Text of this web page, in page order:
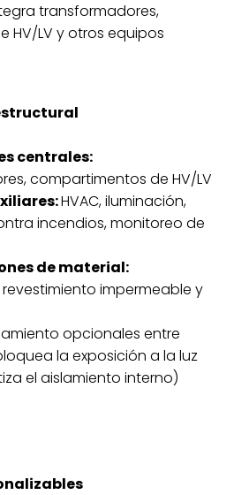
transformadores,
HV/LV y otros equipos
centrales:
compartimentos de HV/LV
HVAC, iluminación,
incendios, monitoreo de
de material:
impermeable y
opcionales entre
la exposición a la luz
el aislamiento interno)